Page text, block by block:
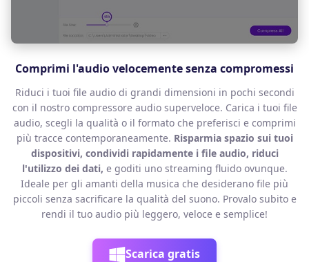
Comprimi l'audio velocemente senza compromessi
Riduci i tuoi file audio di grandi dimensioni in pochi secondi
con il nostro compressore audio superveloce. Carica i tuoi file
audio, scegli la qualità o il formato che preferisci e comprimi
più tracce contemporaneamente. Risparmia spazio sui tuoi
dispositivi, condividi rapidamente i file audio, riduci
l'utilizzo dei dati, e goditi uno streaming fluido ovunque.
Ideale per gli amanti della musica che desiderano file più
piccoli senza sacrificare la qualità del suono. Provalo subito e
rendi il tuo audio più leggero, veloce e semplice!
Scarica gratis